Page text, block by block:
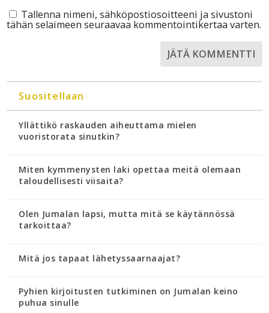
Tallenna nimeni, sähköpostiosoitteeni ja sivustoni
tähän selaimeen seuraavaa kommentointikertaa varten.
Suositellaan
Yllättikö raskauden aiheuttama mielen
vuoristorata sinutkin?
Miten kymmenysten laki opettaa meitä olemaan
taloudellisesti viisaita?
Olen Jumalan lapsi, mutta mitä se käytännössä
tarkoittaa?
Mitä jos tapaat lähetyssaarnaajat?
Pyhien kirjoitusten tutkiminen on Jumalan keino
puhua sinulle